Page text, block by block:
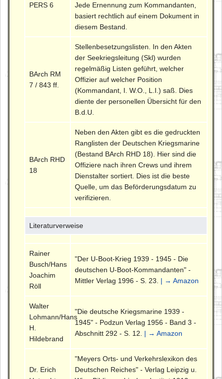
PERS 6
Jede Ernennung zum Kommandanten,
basiert rechtlich auf einem Dokument in
diesem Bestand.
BArch RM
7 / 843 ff.
Stellenbesetzungslisten. In den Akten
der Seekriegsleitung (Skl) wurden
regelmäßig Listen geführt, welcher
Offizier auf welcher Position
(Kommandant, I. W.O., L.I.) saß. Dies
diente der personellen Übersicht für den
B.d.U.
BArch RHD
18
Neben den Akten gibt es die gedruckten
Ranglisten der Deutschen Kriegsmarine
(Bestand BArch RHD 18). Hier sind die
Offiziere nach ihren Crews und ihrem
Dienstalter sortiert. Dies ist die beste
Quelle, um das Beförderungsdatum zu
verifizieren.
Literaturverweise
Rainer
Busch/Hans
Joachim
Röll
"Der U-Boot-Krieg 1939 - 1945 - Die
deutschen U-Boot-Kommandanten" -
Mittler Verlag 1996 - S. 23. | → Amazon
Walter
Lohmann/Hans
H.
Hildebrand
"Die deutsche Kriegsmarine 1939 -
1945" - Podzun Verlag 1956 - Band 3 -
Abschnitt 292 - S. 12. | → Amazon
Dr. Erich
"Meyers Orts- und Verkehrslexikon des
Deutschen Reiches" - Verlag Leipzig u.